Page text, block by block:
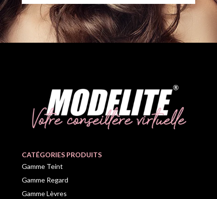
CATÉGORIES PRODUITS
Gamme Teint
Gamme Regard
Gamme Lèvres